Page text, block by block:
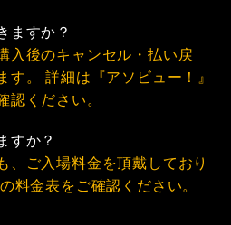
ますか？
入後のキャンセル・払い戻
す。 詳細は『アソビュー！』
認ください。
すか？
、ご入場料金を頂戴しており
料金表をご確認ください。